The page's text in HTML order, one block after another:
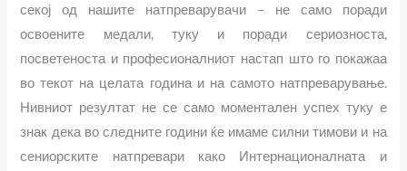
секој од нашите натпреварувачи – не само поради
освоените медали, туку и поради сериозноста,
посветеноста и професионалниот настап што го покажаа
во текот на целата година и на самото натпреварување.
Нивниот резултат не се само моментален успех туку е
знак дека во следните години ќе имаме силни тимови и на
сениорските натпревари како Интернационалната и